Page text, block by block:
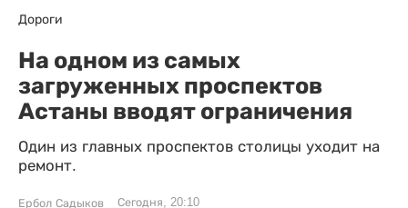
Дороги
На одном из самых
загруженных проспектов
Астаны вводят ограничения
Один из главных проспектов столицы уходит на
ремонт.
Ербол Садыков Сегодня, 20:10